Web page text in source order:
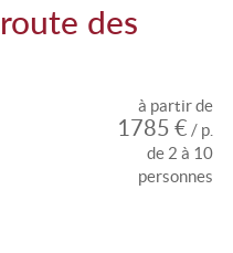
des
à partir de
1785 € / p.
de 2 à 10
personnes